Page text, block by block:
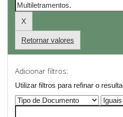
Retornar valores
Adicionar filtros:
Utilizar filtros para refinar o